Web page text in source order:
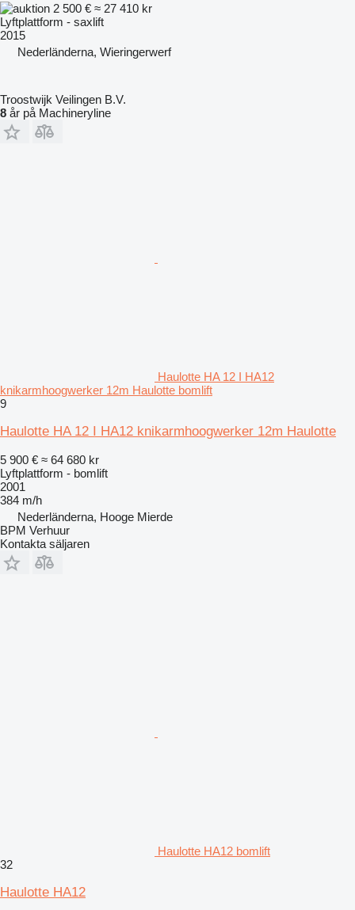
2 500 € ≈ 27 410 kr
Lyftplattform - saxlift
2015
Nederländerna, Wieringerwerf
Troostwijk Veilingen B.V.
8 år på Machineryline
Haulotte HA 12 I HA12
knikarmhoogwerker 12m Haulotte bomlift
9
Haulotte HA 12 I HA12 knikarmhoogwerker 12m Haulotte
5 900 € ≈ 64 680 kr
Lyftplattform - bomlift
2001
384 m/h
Nederländerna, Hooge Mierde
BPM Verhuur
Kontakta säljaren
Haulotte HA12 bomlift
32
Haulotte HA12